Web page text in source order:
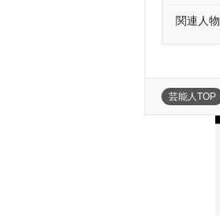
関連人物
芸能人TOP